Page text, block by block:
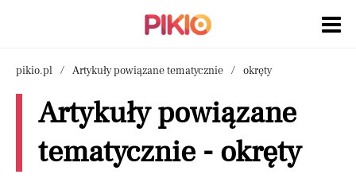
pikio.pl Artykuły powiązane tematycznie okręty
Artykuły powiązane
tematycznie - okręty